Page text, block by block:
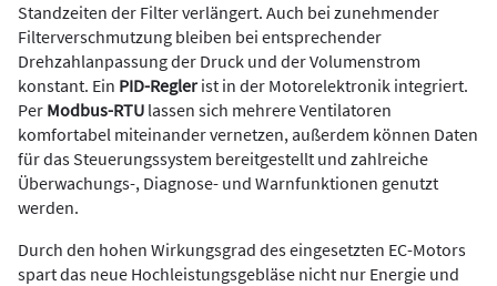
Standzeiten der Filter verlängert. Auch bei zunehmender
Filterverschmutzung bleiben bei entsprechender
Drehzahlanpassung der Druck und der Volumenstrom
konstant. Ein PID-Reglerist in der Motorelektronik integriert.
Per Modbus-RTU lassen sich mehrere Ventilatoren
komfortabel miteinander vernetzen, außerdem können Daten
für das Steuerungssystem bereitgestellt und zahlreiche
Überwachungs-, Diagnose- und Warnfunktionen genutzt
werden.
Durch den hohen Wirkungsgrad des eingesetzten EC-Motors
spart das neue Hochleistungsgebläse nicht nur Energie und